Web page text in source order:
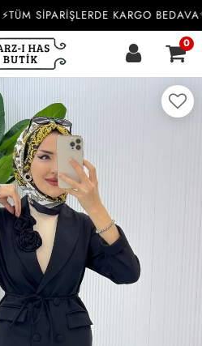
⚡TÜM SİPARİŞLERDE KARGO BEDAVA✨
0